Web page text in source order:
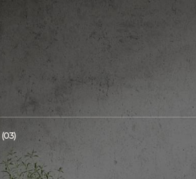
(03)